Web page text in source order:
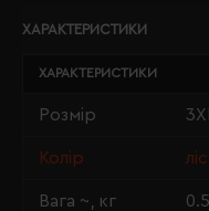
ХАРАКТЕРИСТИКИ
ХАРАКТЕРИСТИКИ
Розмір 3XL
Колір
Вага ~, кг